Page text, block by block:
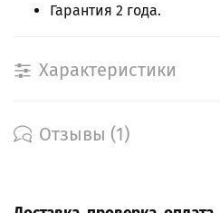
Гарантия 2 года.
Характеристики
Отзывы (1)